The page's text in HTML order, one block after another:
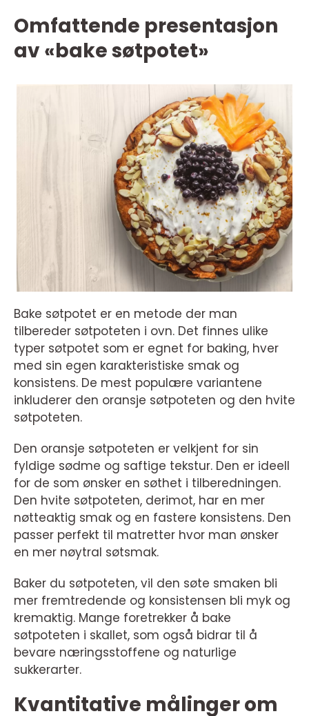
Omfattende presentasjon
av «bake søtpotet»
Bake søtpotet er en metode der man
tilbereder søtpoteten i ovn. Det finnes ulike
typer søtpotet som er egnet for baking, hver
med sin egen karakteristiske smak og
konsistens. De mest populære variantene
inkluderer den oransje søtpoteten og den hvite
søtpoteten.
Den oransje søtpoteten er velkjent for sin
fyldige sødme og saftige tekstur. Den er ideell
for de som ønsker en søthet i tilberedningen.
Den hvite søtpoteten, derimot, har en mer
nøtteaktig smak og en fastere konsistens. Den
passer perfekt til matretter hvor man ønsker
en mer nøytral søtsmak.
Baker du søtpoteten, vil den søte smaken bli
mer fremtredende og konsistensen bli myk og
kremaktig. Mange foretrekker å bake
søtpoteten i skallet, som også bidrar til å
bevare næringsstoffene og naturlige
sukkerarter.
Kvantitative målinger om